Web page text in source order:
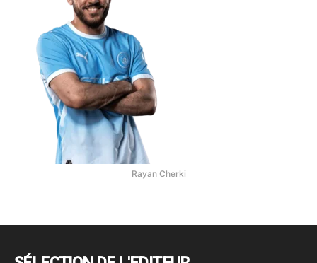
Rayan Cherki